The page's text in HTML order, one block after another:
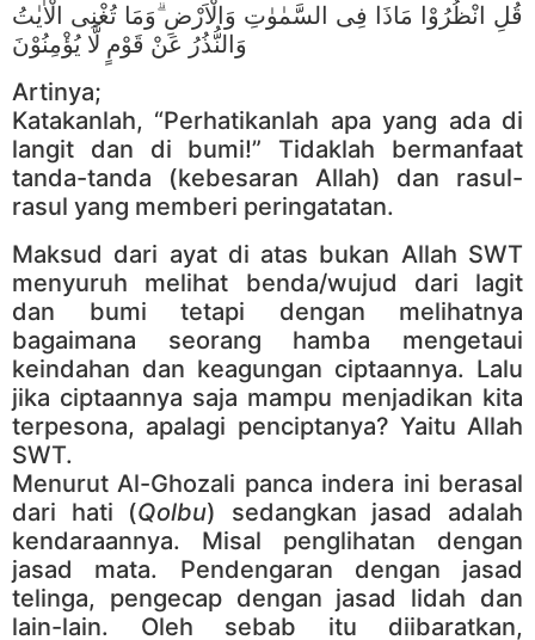
قُلِ انْظُرُوْا مَاذَا فِى السَّمٰوٰتِ وَالْاَرْضِ ۗوَمَا تُغْنِى الْاٰيٰتُ
وَالنُّذُرُ عَنْ قَوْمٍ لَّا يُؤْمِنُوْنَ
Artinya;
Katakanlah, “Perhatikanlah apa yang ada di
langit dan di bumi!” Tidaklah bermanfaat
tanda-tanda (kebesaran Allah) dan rasul-
rasul yang memberi peringatatan.
Maksud dari ayat di atas bukan Allah SWT
menyuruh melihat benda/wujud dari lagit
dan bumi tetapi dengan melihatnya
bagaimana seorang hamba mengetaui
keindahan dan keagungan ciptaannya. Lalu
jika ciptaannya saja mampu menjadikan kita
terpesona, apalagi penciptanya? Yaitu Allah
SWT.
Menurut Al-Ghozali panca indera ini berasal
dari hati (Qolbu) sedangkan jasad adalah
kendaraannya. Misal penglihatan dengan
jasad mata. Pendengaran dengan jasad
telinga, pengecap dengan jasad lidah dan
lain-lain. Oleh sebab itu diibaratkan,